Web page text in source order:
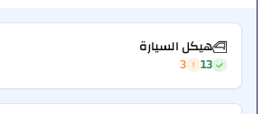
هيكل السيارة
13
3